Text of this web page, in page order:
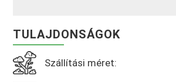
TULAJDONSÁGOK
Szállítási méret: